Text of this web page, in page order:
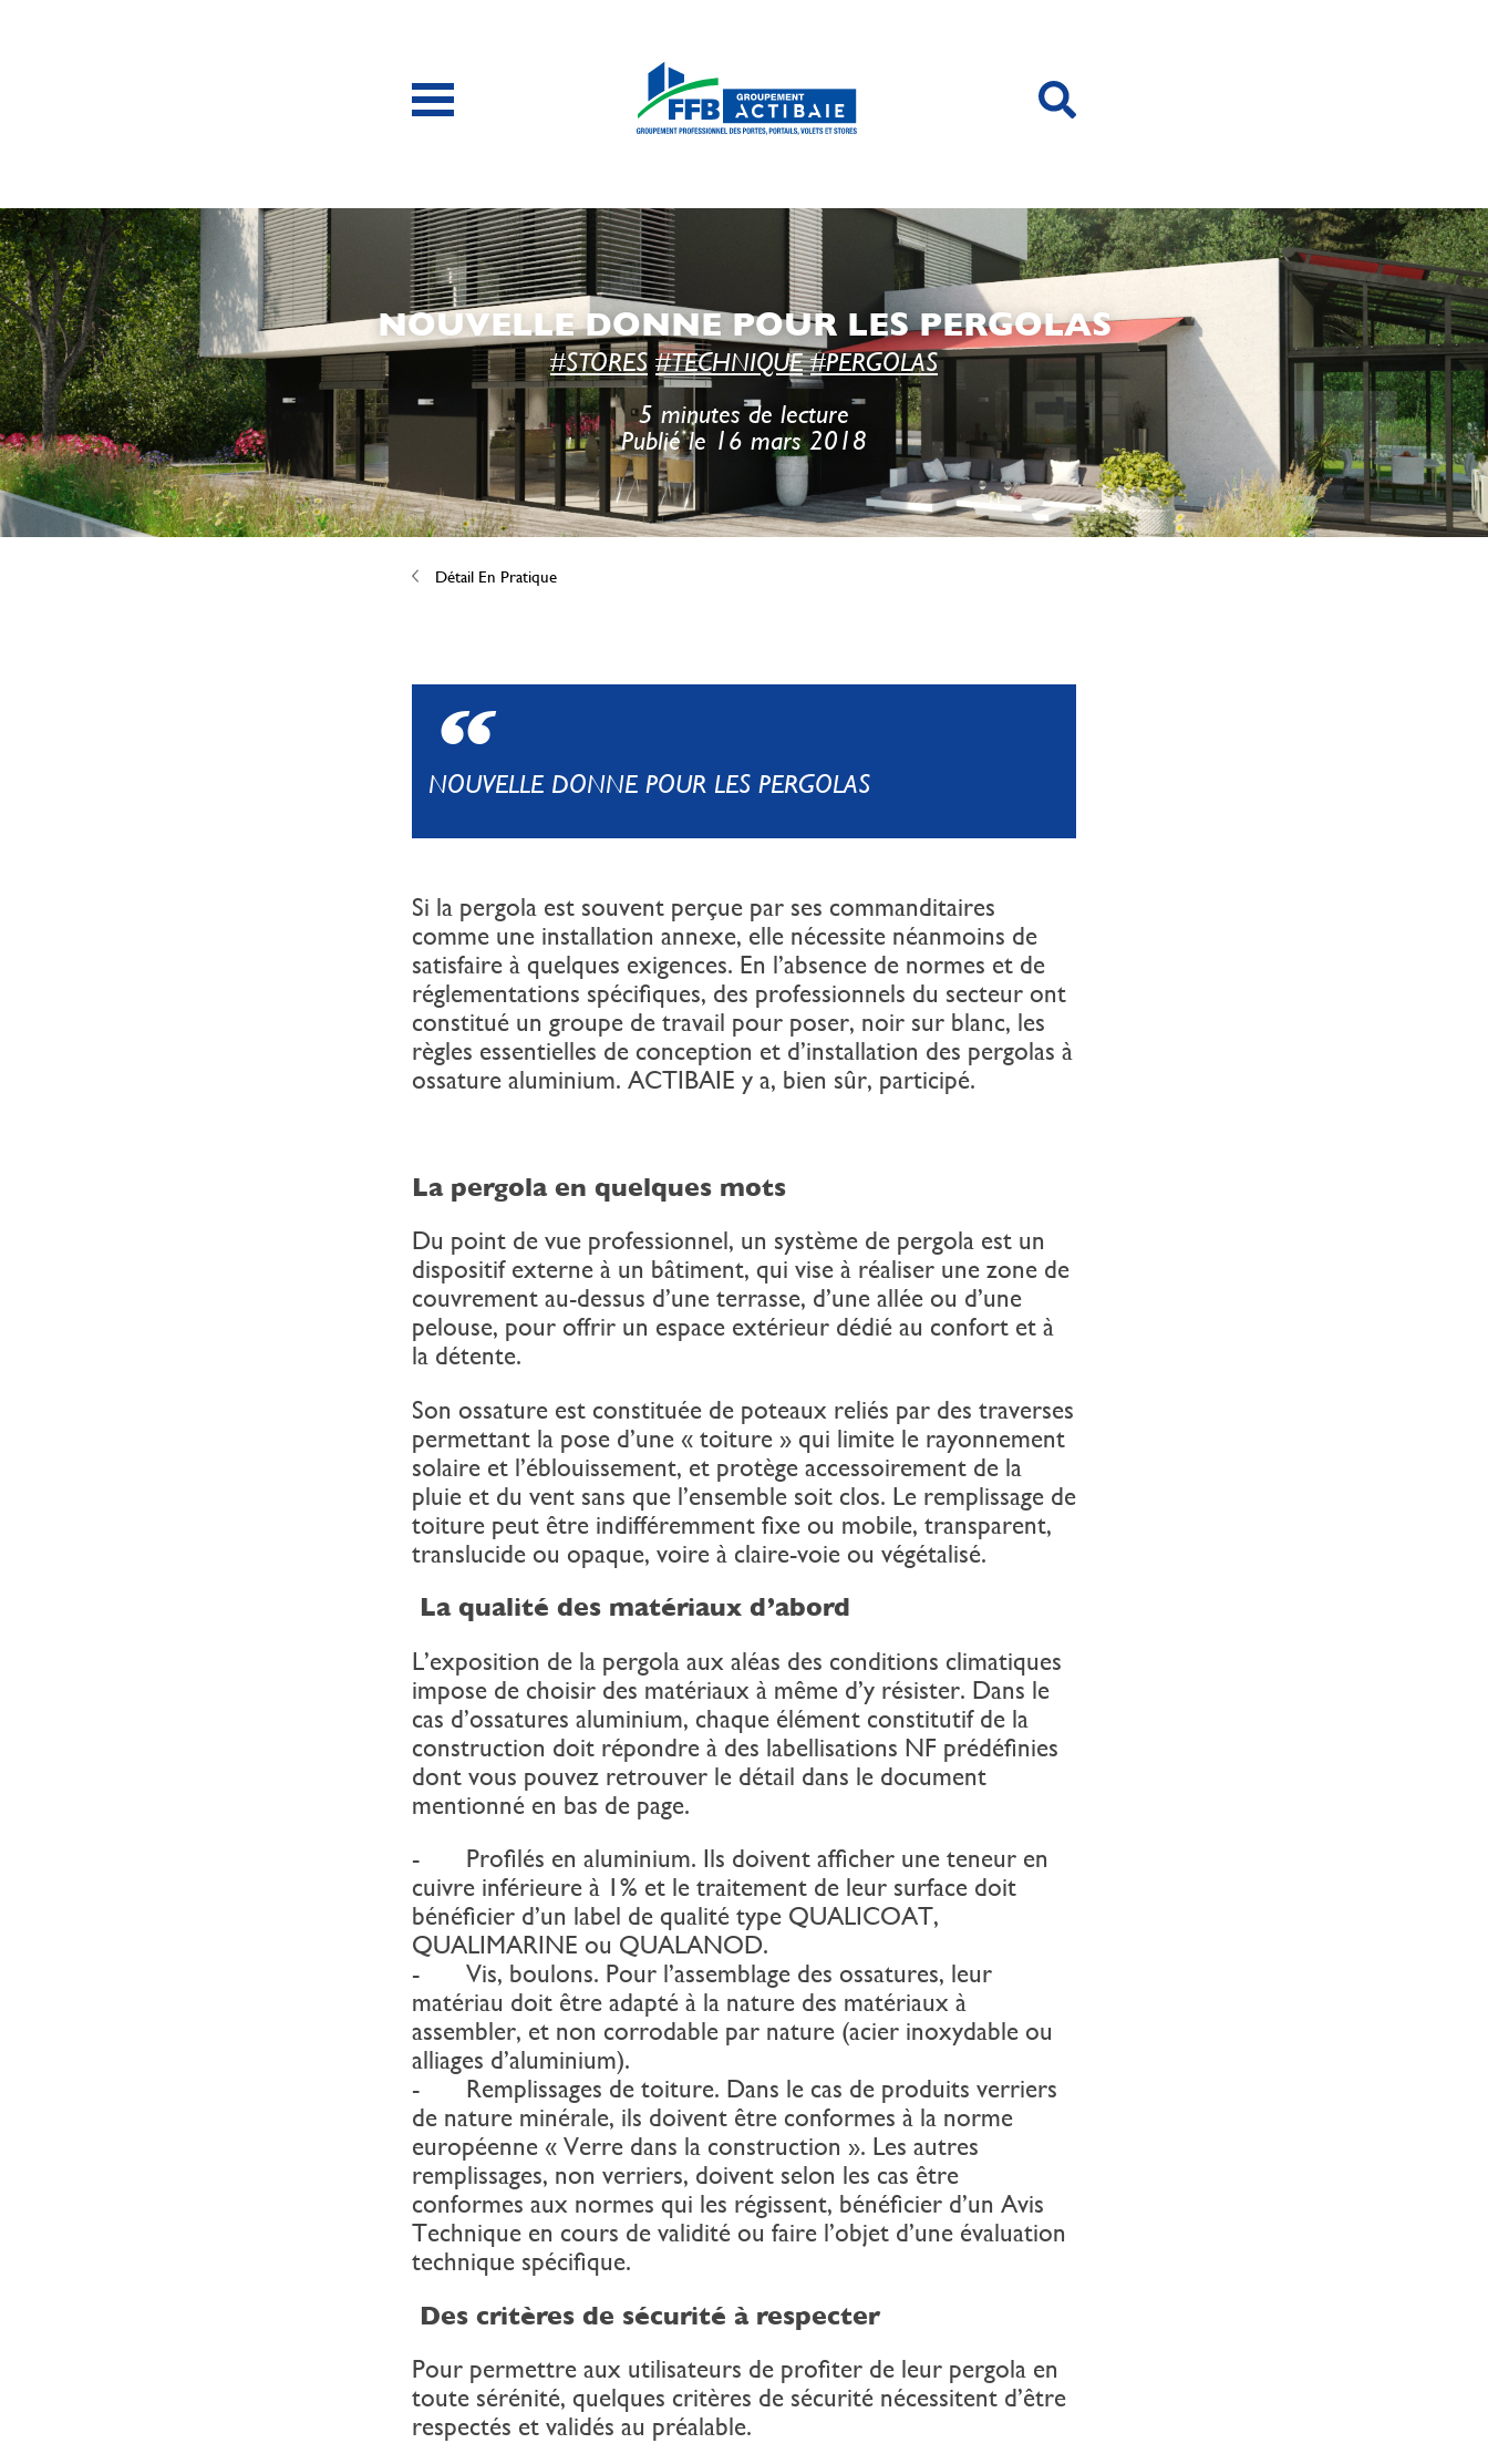
NOUVELLE DONNE POUR LES PERGOLAS
#STORES #TECHNIQUE #PERGOLAS
5 minutes de lecture
Publié le 16 mars 2018
Détail En Pratique
NOUVELLE DONNE POUR LES PERGOLAS
Si la pergola est souvent perçue par ses commanditaires
comme une installation annexe, elle nécessite néanmoins de
satisfaire à quelques exigences. En l’absence de normes et de
réglementations spécifiques, des professionnels du secteur ont
constitué un groupe de travail pour poser, noir sur blanc, les
règles essentielles de conception et d’installation des pergolas à
ossature aluminium. ACTIBAIE y a, bien sûr, participé.
La pergola en quelques mots
Du point de vue professionnel, un système de pergola est un
dispositif externe à un bâtiment, qui vise à réaliser une zone de
couvrement au-dessus d’une terrasse, d’une allée ou d’une
pelouse, pour offrir un espace extérieur dédié au confort et à
la détente.
Son ossature est constituée de poteaux reliés par des traverses
permettant la pose d’une « toiture » qui limite le rayonnement
solaire et l’éblouissement, et protège accessoirement de la
pluie et du vent sans que l’ensemble soit clos. Le remplissage de
toiture peut être indifféremment fixe ou mobile, transparent,
translucide ou opaque, voire à claire-voie ou végétalisé.
La qualité des matériaux d’abord
L’exposition de la pergola aux aléas des conditions climatiques
impose de choisir des matériaux à même d’y résister. Dans le
cas d’ossatures aluminium, chaque élément constitutif de la
construction doit répondre à des labellisations NF prédéfinies
dont vous pouvez retrouver le détail dans le document
mentionné en bas de page.
- Profilés en aluminium. Ils doivent afficher une teneur en
cuivre inférieure à 1% et le traitement de leur surface doit
bénéficier d’un label de qualité type QUALICOAT,
QUALIMARINE ou QUALANOD.
- Vis, boulons. Pour l’assemblage des ossatures, leur
matériau doit être adapté à la nature des matériaux à
assembler, et non corrodable par nature (acier inoxydable ou
alliages d’aluminium).
- Remplissages de toiture. Dans le cas de produits verriers
de nature minérale, ils doivent être conformes à la norme
européenne « Verre dans la construction ». Les autres
remplissages, non verriers, doivent selon les cas être
conformes aux normes qui les régissent, bénéficier d’un Avis
Technique en cours de validité ou faire l’objet d’une évaluation
technique spécifique.
Des critères de sécurité à respecter
Pour permettre aux utilisateurs de profiter de leur pergola en
toute sérénité, quelques critères de sécurité nécessitent d’être
respectés et validés au préalable.